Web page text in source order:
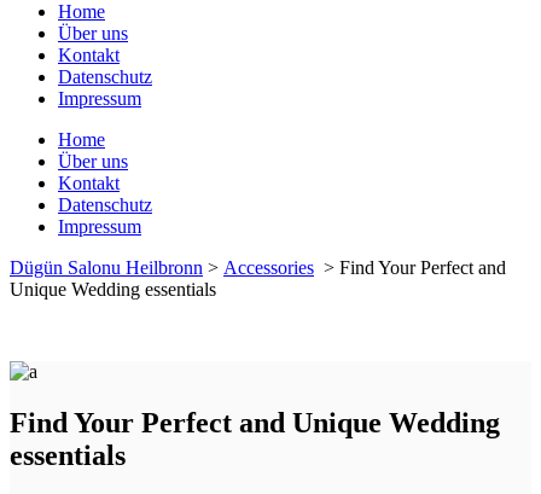
Home
Über uns
Kontakt
Datenschutz
Impressum
Home
Über uns
Kontakt
Datenschutz
Impressum
Dügün Salonu Heilbronn > Accessories > Find Your Perfect and
Unique Wedding essentials
Find Your Perfect and Unique Wedding
essentials